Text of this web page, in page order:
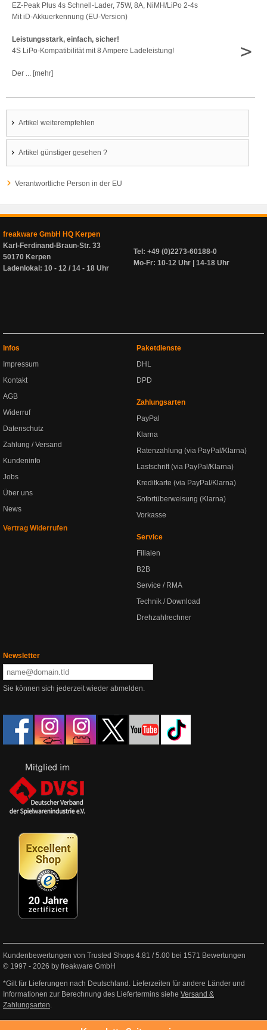
EZ-Peak Plus 4s Schnell-Lader, 75W, 8A, NiMH/LiPo 2-4s
Mit iD-Akkuerkennung (EU-Version)
Leistungsstark, einfach, sicher!
4S LiPo-Kompatibilität mit 8 Ampere Ladeleistung!
Der ... [mehr]
>
Artikel weiterempfehlen
Artikel günstiger gesehen ?
Verantwortliche Person in der EU
freakware GmbH HQ Kerpen
Karl-Ferdinand-Braun-Str. 33
50170 Kerpen
Ladenlokal: 10 - 12 / 14 - 18 Uhr
Tel: +49 (0)2273-60188-0
Mo-Fr: 10-12 Uhr | 14-18 Uhr
Infos
Impressum
Kontakt
AGB
Widerruf
Datenschutz
Zahlung / Versand
Kundeninfo
Jobs
Über uns
News
Vertrag Widerrufen
Paketdienste
DHL
DPD
Zahlungsarten
PayPal
Klarna
Ratenzahlung (via PayPal/Klarna)
Lastschrift (via PayPal/Klarna)
Kreditkarte (via PayPal/Klarna)
Sofortüberweisung (Klarna)
Vorkasse
Service
Filialen
B2B
Service / RMA
Technik / Download
Drehzahlrechner
Newsletter
Sie können sich jederzeit wieder abmelden.
Kundenbewertungen von Trusted Shops 4.81 /5.00 bei 1571 Bewertungen
© 1997 - 2026 by freakware GmbH
*Gilt für Lieferungen nach Deutschland. Lieferzeiten für andere Länder und
Informationen zur Berechnung des Liefertermins siehe Versand &
Zahlungsarten